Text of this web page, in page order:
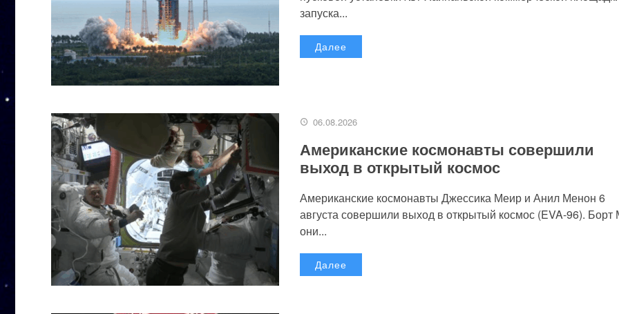
запуска...
Далее
06.08.2026
Американские космонавты совершили
выход в открытый космос
Американские космонавты Джессика Меир и Анил Менон 6
августа совершили выход в открытый космос (EVA-96).
они...
Далее